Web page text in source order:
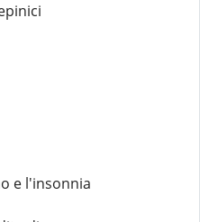
e l'insonnia